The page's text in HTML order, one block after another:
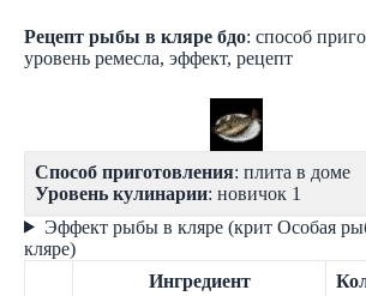
Рецепт рыбы в кляре бдо: способ
уровень ремесла, эффект, рецепт
Способ приготовления: плита в доме
Уровень кулинарии: новичок 1
Эффект рыбы в кляре (крит Особая
кляре)
Ингредиент